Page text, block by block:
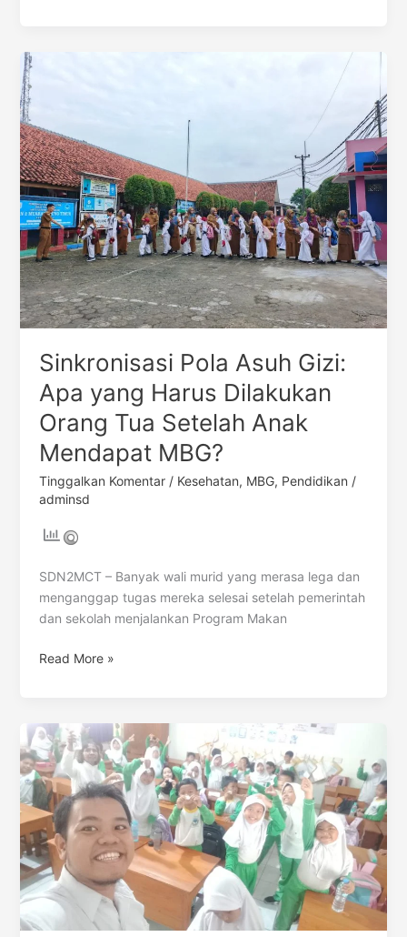
Sinkronisasi Pola Asuh Gizi:
Apa yang Harus Dilakukan
Orang Tua Setelah Anak
Mendapat MBG?
Tinggalkan Komentar / Kesehatan, MBG, Pendidikan /
adminsd
SDN2MCT – Banyak wali murid yang merasa lega dan
menganggap tugas mereka selesai setelah pemerintah
dan sekolah menjalankan Program Makan
Gizi:
Apa
yang
Harus
Dilakukan
Orang
Tua
Setelah
Anak
Mendapat
MBG?
Read More »
Panduan
Keselamatan
dan
Higienitas
(SOP)
Program
MBG
di
SDN
2